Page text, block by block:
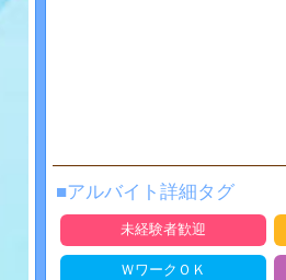
■アルバイト詳細タグ
未経験者歓迎
ＷワークＯＫ